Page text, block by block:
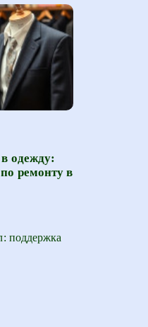
одежду:
ремонту в